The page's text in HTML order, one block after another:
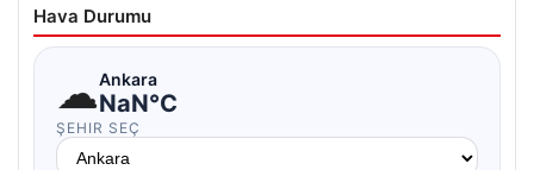
Hava Durumu
☁Ankara
NaN°C
ŞEHIR SEÇ